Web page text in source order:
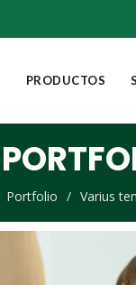
PRODUCTOS
Portfolio Varius